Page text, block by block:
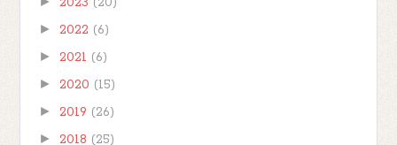
► 2022 (6)
► 2021 (6)
► 2020 (15)
► 2019 (26)
► 2018 (25)